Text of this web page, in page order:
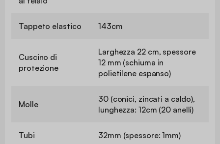
Tappeto elastico 143cm
Cuscino di
protezione
Larghezza 22 cm, spessore
12 mm (schiuma in
polietilene espanso)
Molle
30 (conici, zincati a caldo),
lunghezza: 12cm (20 anelli)
Tubi 32mm (spessore: 1mm)